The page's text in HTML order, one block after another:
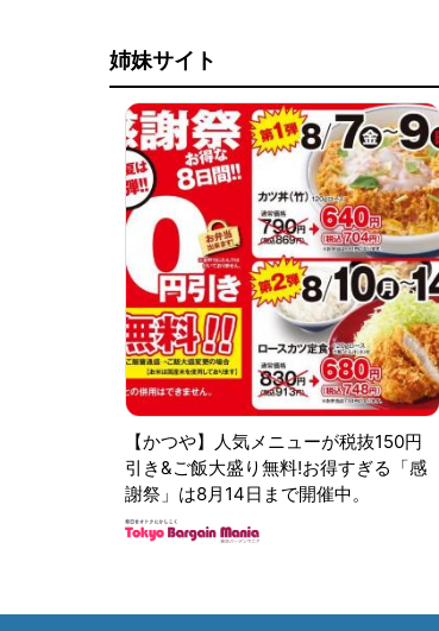
姉妹サイト
【かつや】人気メニューが税抜150円
引き&ご飯大盛り無料!お得すぎる「感
謝祭」は8月14日まで開催中。